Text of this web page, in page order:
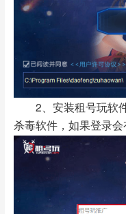
2、安装租号玩软件
杀毒软件，如果登录会